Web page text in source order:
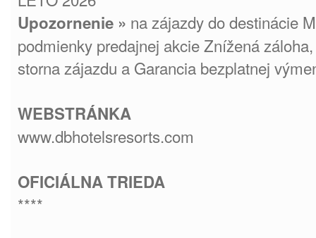
Upozornenie » na zájazdy do destinácie
podmienky predajnej akcie Znížená
storna zájazdu a Garancia bezplatnej
WEBSTRÁNKA
www.dbhotelsresorts.com
OFICIÁLNA TRIEDA
****